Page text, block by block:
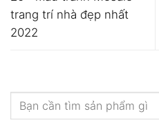
trang trí nhà đẹp nhất
2022